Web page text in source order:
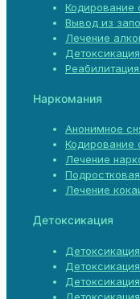
Кодирование
Вывод из
Лечение
Наркомания
Анонимное
Кодирование
Лечение
Лечение
Детоксикация